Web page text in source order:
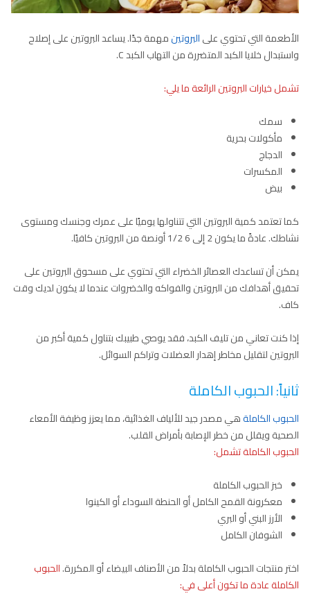
الأطعمة التي تحتوي علىالبروتينمهمة جدًا. يساعد البروتين على إصلاح
واستبدال خلايا الكبد المتضررة من التهاب الكبد C.
تشمل خيارات البروتين الرائعة ما يلي:
سمك
مأكولات بحرية
الدجاج
المكسرات
بيض
كما تعتمد كمية البروتين التي تتناولها يوميًا على عمرك وجنسك ومستوى
نشاطك. عادةً ما يكون 2 إلى 6 1/2 أونصة من البروتين كافيًا.
يمكن أن تساعدك العصائر الخضراء التي تحتوي على مسحوق البروتين على
تحقيق أهدافك من البروتين والفواكه والخضروات عندما لا يكون لديك وقت
كاف.
إذا كنت تعاني من تليف الكبد، فقد يوصي طبيبك بتناول كمية أكبر من
البروتين لتقليل مخاطر إهدار العضلات وتراكم السوائل.
ثانياً: الحبوب الكاملة
الحبوب الكاملةهي مصدر جيد للألياف الغذائية، مما يعزز وظيفة الأمعاء
الصحية ويقلل من خطر الإصابة بأمراض القلب.
الحبوب الكاملة تشمل:
خبز الحبوب الكاملة
معكرونة القمح الكامل أو الحنطة السوداء أو الكينوا
الأرز البني أو البري
الشوفان الكامل
اختر منتجات الحبوب الكاملة بدلاً من الأصناف البيضاء أو المكررة.الحبوب
الكاملة عادة ما تكون أعلى في: